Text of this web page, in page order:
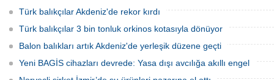
Türk balıkçılar Akdeniz'de rekor kırdı
Türk balıkçılar 3 bin tonluk orkinos kotasıyla dönüyor
Balon balıkları artık Akdeniz'de yerleşik düzene geçti
Yeni BAGİS cihazları devrede: Yasa dışı avcılığa akıllı engel